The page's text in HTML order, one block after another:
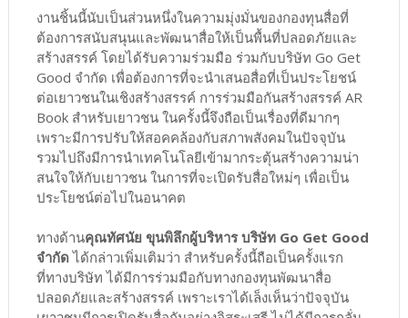
งานชิ้นนี้นับเป็นส่วนหนึ่งในความมุ่งมั่นของกองทุนสื่อที่
ต้องการสนับสนุนและพัฒนาสื่อให้เป็นพื้นที่ปลอดภัยและ
สร้างสรรค์ โดยได้รับความร่วมมือ ร่วมกับบริษัท Go Get
Good จำกัด เพื่อต้องการที่จะนำเสนอสื่อที่เป็นประโยชน์
ต่อเยาวชนในเชิงสร้างสรรค์ การร่วมมือกันสร้างสรรค์ AR
Book สำหรับเยาวชน ในครั้งนี้จึงถือเป็นเรื่องที่ดีมากๆ
เพราะมีการปรับให้สอคคล้องกับสภาพสังคมในปัจจุบัน
รวมไปถึงมีการนำเทคโนโลยีเข้ามากระตุ้นสร้างความน่า
สนใจให้กับเยาวชน ในการที่จะเปิดรับสื่อใหม่ๆ เพื่อเป็น
ประโยชน์ต่อไปในอนาคต
ทางด้านคุณทัศนัย ขุนพิลึกผู้บริหาร บริษัท Go Get Good
จำกัดได้กล่าวเพิ่มเติมว่า สำหรับครั้งนี้ถือเป็นครั้งแรก
ที่ทางบริษัท ได้มีการร่วมมือกับทางกองทุนพัฒนาสื่อ
ปลอดภัยและสร้างสรรค์ เพราะเราได้เล็งเห็นว่าปัจจุบัน